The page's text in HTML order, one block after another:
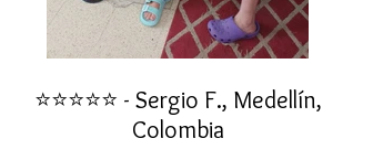
⭐⭐⭐⭐⭐ - Sergio F., Medellín,
Colombia